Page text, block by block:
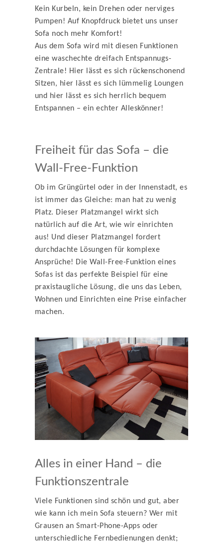
Kein Kurbeln, kein Drehen oder nerviges
Pumpen! Auf Knopfdruck bietet uns unser
Sofa noch mehr Komfort!
Aus dem Sofa wird mit diesen Funktionen
eine waschechte dreifach Entspannugs-
Zentrale! Hier lässt es sich rückenschonend
Sitzen, hier lässt es sich lümmelig Loungen
und hier lässt es sich herrlich bequem
Entspannen – ein echter Alleskönner!
Freiheit für das Sofa – die
Wall-Free-Funktion
Ob im Grüngürtel oder in der Innenstadt, es
ist immer das Gleiche: man hat zu wenig
Platz. Dieser Platzmangel wirkt sich
natürlich auf die Art, wie wir einrichten
aus! Und dieser Platzmangel fordert
durchdachte Lösungen für komplexe
Ansprüche! Die Wall-Free-Funktion eines
Sofas ist das perfekte Beispiel für eine
praxistaugliche Lösung, die uns das Leben,
Wohnen und Einrichten eine Prise einfacher
machen.
Alles in einer Hand – die
Funktionszentrale
Viele Funktionen sind schön und gut, aber
wie kann ich mein Sofa steuern? Wer mit
Grausen an Smart-Phone-Apps oder
unterschiedliche Fernbedienungen denkt;